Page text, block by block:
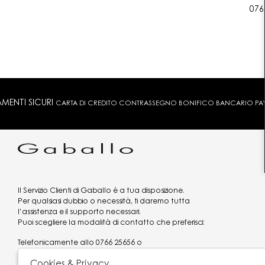
SICURI CARTA DI CREDITO CONTRASSEGNO BONIFICO BANCARIO
Il Servizio Clienti di Gaballo è a tua disposizione.
Per qualsiasi dubbio o necessità, ti daremo tutta
l’assistenza e il supporto necessari.
Puoi scegliere la modalità di contatto che preferisci:
Telefonicamente allo 0766 25656 o